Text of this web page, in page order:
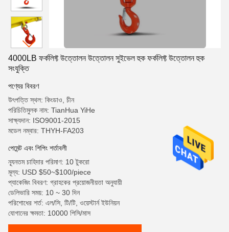
4000LB ফর্কলিফ্ট উত্তোলন উত্তোলন সুইভেল হুক ফর্কলিফ্ট উত্তোলন হুক
সংযুক্তি
পণ্যের বিবরণ
উৎপত্তি স্থল: কিংডাও, চীন
পরিচিতিমুলক নাম: TianHua YiHe
সাক্ষ্যদান: ISO9001-2015
মডেল নম্বার: THYH-FA203
পেমেন্ট এবং শিপিং শর্তাবলী
ন্যূনতম চাহিদার পরিমাণ: 10 টুকরো
মূল্য: USD $50~$100/piece
প্যাকেজিং বিবরণ: গ্রাহকের প্রয়োজনীয়তা অনুযায়ী
ডেলিভারি সময়: 10 ~ 30 দিন
পরিশোধের শর্ত: এল/সি, টি/টি, ওয়েস্টার্ন ইউনিয়ন
যোগানের ক্ষমতা: 10000 পিসি/মাস